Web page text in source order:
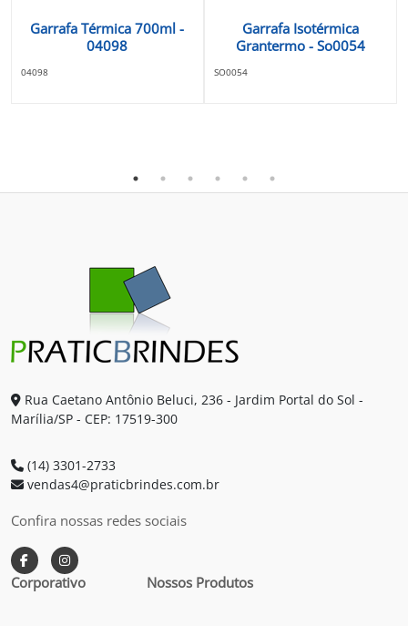
Garrafa Térmica 700ml -
04098
04098
Garrafa Isotérmica
Grantermo - So0054
SO0054
Rua Caetano Antônio Beluci, 236 - Jardim Portal do Sol -
Marília/SP - CEP: 17519-300
(14) 3301-2733
vendas4@praticbrindes.com.br
Confira nossas redes sociais
Corporativo Nossos Produtos